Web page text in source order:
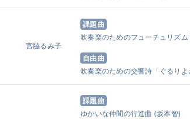
宮脇るみ子
課題曲
吹奏楽のためのフューチュリズム
自由曲
吹奏楽のための交響詩「ぐるりよ
課題曲
ゆかいな仲間の行進曲 (坂本智)